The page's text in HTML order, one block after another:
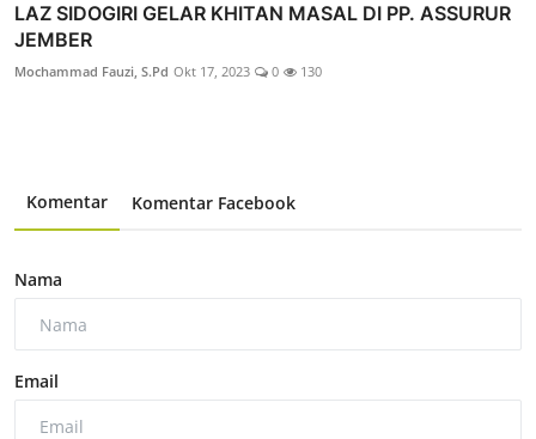
LAZ SIDOGIRI GELAR KHITAN MASAL DI PP. ASSURUR
JEMBER
Mochammad Fauzi, S.Pd Okt 17, 2023 0 130
Komentar Komentar Facebook
Nama
Email